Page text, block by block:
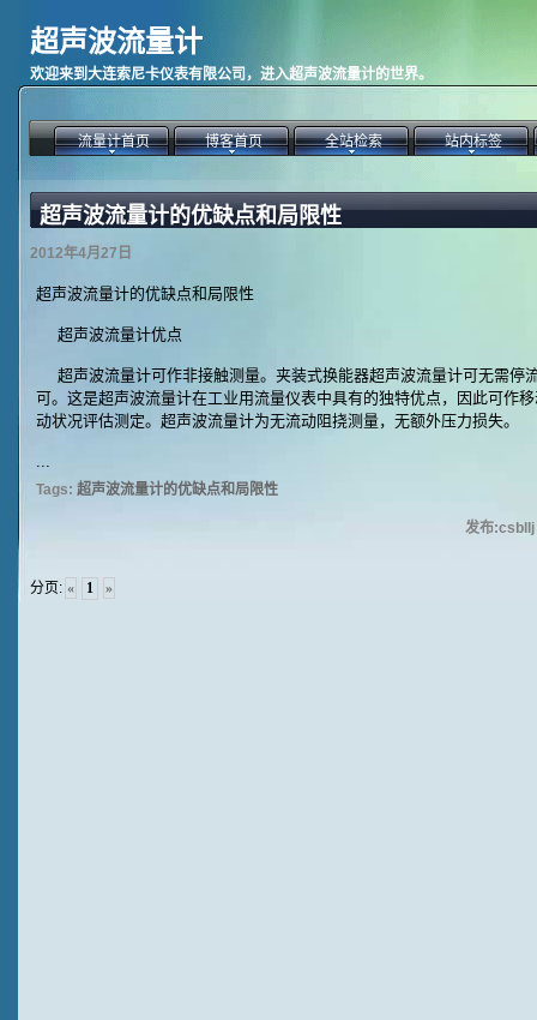
超声波流量计
欢迎来到大连索尼卡仪表有限公司，进入超声波流量计的世界。
流量计首页 博客首页 全站检索 站内标签
超声波流量计的优缺点和局限性
2012年4月27日
超声波流量计的优缺点和局限性
超声波流量计优点
超声波流量计可作非接触测量。夹装式换能器超声波流量计可无需停
可。这是超声波流量计在工业用流量仪表中具有的独特优点，因此可作
动状况评估测定。超声波流量计为无流动阻挠测量，无额外压力损失。
...
Tags: 超声波流量计的优缺点和局限性
发布:csbllj
分页: « 1 »